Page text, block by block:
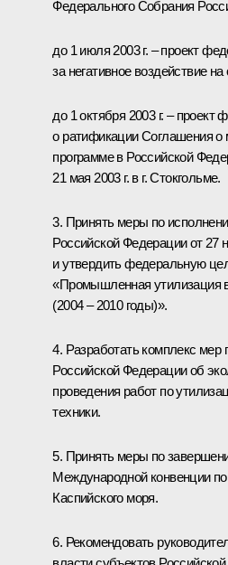
Федерального Собрания
до 1 июля 2003 г. – проект
за негативное воздействие
до 1 октября 2003 г. – проект
о ратификации Соглашения о
программе в Российской
21 мая 2003 г. в г. Стокгольме.
3. Принять меры по
Российской Федерации от 27
и утвердить федеральную
«Промышленная утилизация
(2004 – 2010 годы)».
4. Разработать комплекс
Российской Федерации об
проведения работ по
техники.
5. Принять меры по
Международной конвенции
Каспийского моря.
6. Рекомендовать